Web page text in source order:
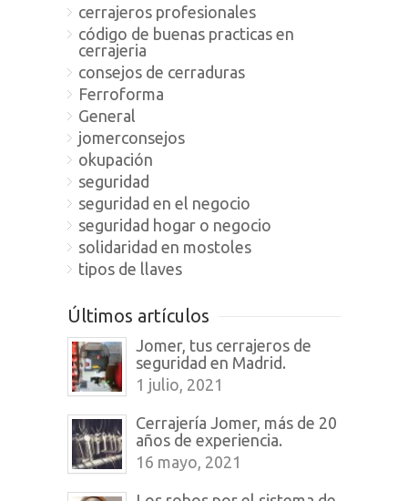
cerrajeros profesionales
código de buenas practicas en
cerrajeria
consejos de cerraduras
Ferroforma
General
jomerconsejos
okupación
seguridad
seguridad en el negocio
seguridad hogar o negocio
solidaridad en mostoles
tipos de llaves
Últimos artículos
Jomer, tus cerrajeros de
seguridad en Madrid.
1 julio, 2021
Cerrajería Jomer, más de 20
años de experiencia.
16 mayo, 2021